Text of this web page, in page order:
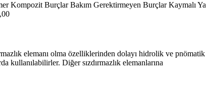
Kompozit Burçlar Bakım Gerektirmeyen Burçlar
elemanı olma özelliklerinden dolayı hidrolik ve
kullanılabilirler. Diğer sızdırmazlık elemanlarına